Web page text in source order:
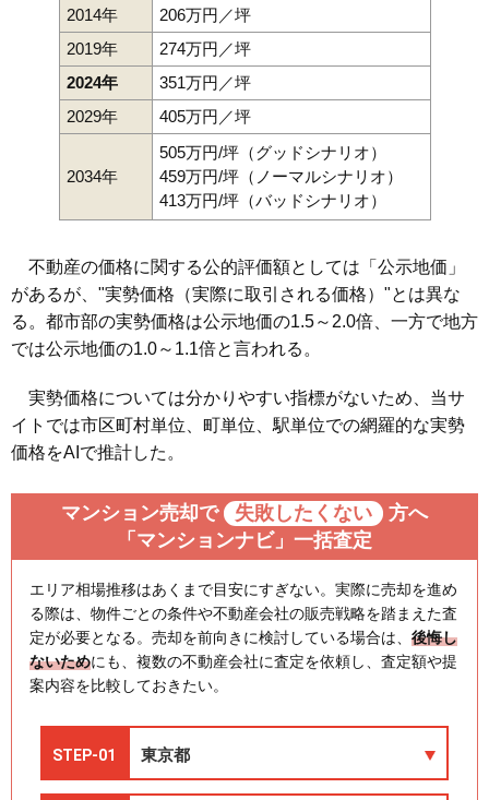
2014年
206万円／坪
2019年
274万円／坪
2024年
351万円／坪
2029年
405万円／坪
2034年
505万円/坪（グッドシナリオ）
459万円/坪（ノーマルシナリオ）
413万円/坪（バッドシナリオ）
不動産の価格に関する公的評価額としては「公示地価」
があるが、"実勢価格（実際に取引される価格）"とは異な
る。都市部の実勢価格は公示地価の1.5～2.0倍、一方で地方
では公示地価の1.0～1.1倍と言われる。
実勢価格については分かりやすい指標がないため、当サ
イトでは市区町村単位、町単位、駅単位での網羅的な実勢
価格をAIで推計した。
マンション売却で 失敗したくない
方へ
「マンションナビ」一括査定
エリア相場推移はあくまで目安にすぎない。実際に売却を進め
る際は、物件ごとの条件や不動産会社の販売戦略を踏まえた査
定が必要となる。売却を前向きに検討している場合は、 後悔し
ないためにも、複数の不動産会社に査定を依頼し、査定額や提
案内容を比較しておきたい。